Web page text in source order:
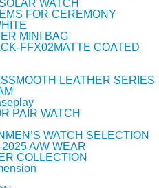
WATCH
FOR CEREMONY
MINI BAG
MATTE COATED
SMOOTH LEATHER SERIES
PAIR WATCH
MEN’S WATCH SELECTION
A/W WEAR
COLLECTION